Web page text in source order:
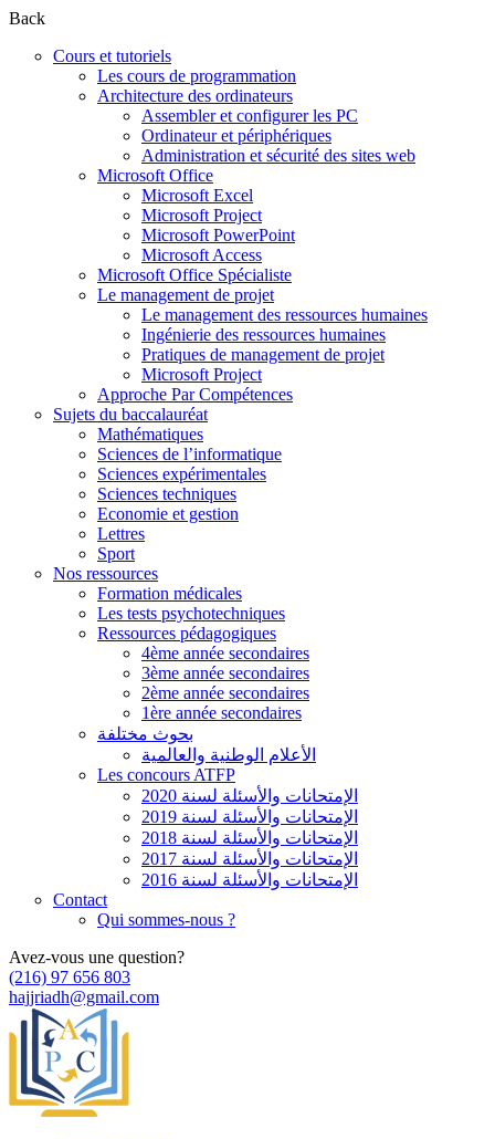
Back
Cours et tutoriels
Les cours de programmation
Architecture des ordinateurs
Assembler et configurer les PC
Ordinateur et périphériques
Administration et sécurité des sites web
Microsoft Office
Microsoft Excel
Microsoft Project
Microsoft PowerPoint
Microsoft Access
Microsoft Office Spécialiste
Le management de projet
Le management des ressources humaines
Ingénierie des ressources humaines
Pratiques de management de projet
Microsoft Project
Approche Par Compétences
Sujets du baccalauréat
Mathématiques
Sciences de l’informatique
Sciences expérimentales
Sciences techniques
Economie et gestion
Lettres
Sport
Nos ressources
Formation médicales
Les tests psychotechniques
Ressources pédagogiques
4ème année secondaires
3ème année secondaires
2ème année secondaires
1ère année secondaires
بحوث مختلفة
الأعلام الوطنية والعالمية
Les concours ATFP
الإمتحانات والأسئلة لسنة 2020
الإمتحانات والأسئلة لسنة 2019
الإمتحانات والأسئلة لسنة 2018
الإمتحانات والأسئلة لسنة 2017
الإمتحانات والأسئلة لسنة 2016
Contact
Qui sommes-nous ?
Avez-vous une question?
(216) 97 656 803
hajjriadh@gmail.com